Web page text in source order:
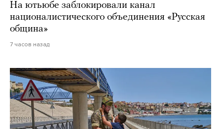
На ютьюбе заблокировали канал
националистического объединения «Русская
община»
7 часов назад